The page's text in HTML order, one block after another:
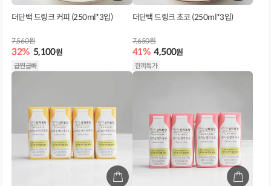
더단백 드링크 커피 (250ml*3입)
32% 5,100원
7,560원
급찐급빠
더단백 드링크 초코 (250ml*3입)
41% 4,500원
7,650원
한끼특가